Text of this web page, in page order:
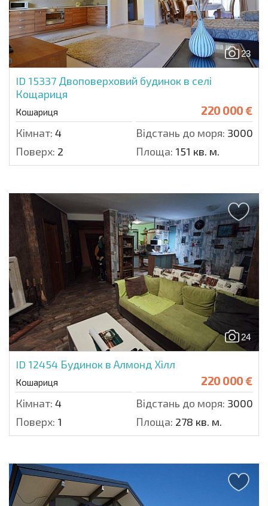
23
ID 15337 Двоповерховий будинок в селі
Кощариця
Кошариця 220 000 €
Кімнат: 4 Відстань до моря: 3000 м.
Поверх: 2 Площа: 151 кв. м.
24
ID 12454 Будинок в Алмонд Хілл
Кошариця 220 000 €
Кімнат: 4 Відстань до моря: 3000 м.
Поверх: 1 Площа: 278 кв. м.